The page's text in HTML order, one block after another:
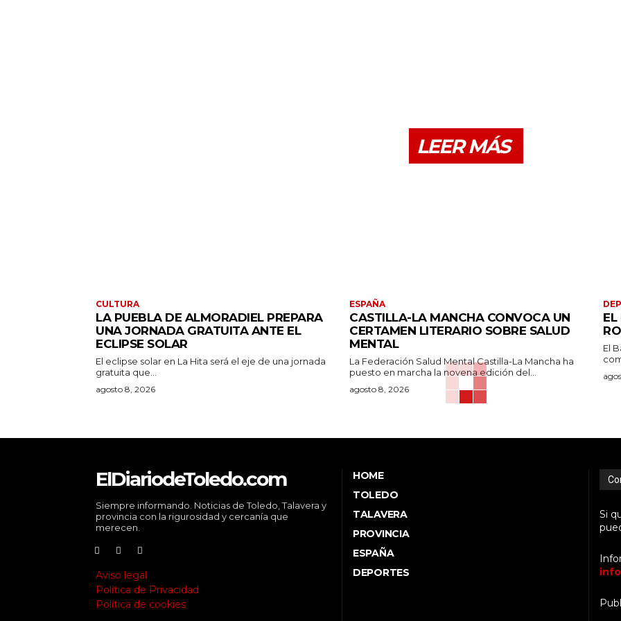
LEER MÁS
CULTURA
LA PUEBLA DE ALMORADIEL PREPARA
UNA JORNADA GRATUITA ANTE EL
ECLIPSE SOLAR
El eclipse solar en La Hita será el eje de una jornada
gratuita que...
agosto 8, 2026
ESPAÑA
CASTILLA-LA MANCHA CONVOCA UN
CERTAMEN LITERARIO SOBRE SALUD
MENTAL
La Federación Salud Mental Castilla-La Mancha ha
puesto en marcha la novena edición del...
agosto 8, 2026
EL
El
ElDiariodeToledo.com
Siempre informando. Noticias de Toledo, Talavera y
provincia con la rigurosidad y cercanía que
merecen.
Aviso legal
Política de Privacidad
Política de cookies
HOME
TOLEDO
TALAVERA
PROVINCIA
ESPAÑA
DEPORTES
Si